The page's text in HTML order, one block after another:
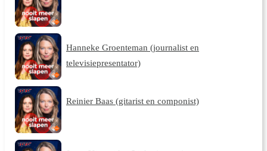
Hanneke Groenteman (journalist en
televisiepresentator)
Reinier Baas (gitarist en componist)